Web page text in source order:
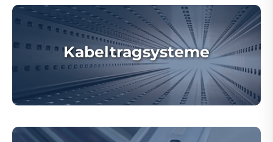
Kabeltragsysteme